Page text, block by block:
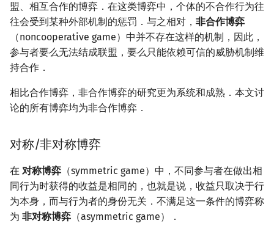
Geany
Xcode
Code::Blocks
Polygon
OJ 工具
Git
编译优化
桶排序
希尔排序
排序应用
倍增
构造
Dancing Links
Alpha–Beta 剪枝
插头 DP
计数 DP
概率 DP
DP 套 DP
DP 优化
其它 DP 方法
AC 自动机
后缀数组 (SA)
后缀平衡树
广义后缀自动机
后缀树
Manacher
模逆元
线性同余方程
升幂引理
阶乘取模
卢卡斯定理
同余方程
常系数齐次线性递推
多项式平移|连续点值平移
Lagrange 反演
形式幂级数复合|复合逆
普通生成函数
指数生成函数
Entringer Number
Eulerian Number
范德蒙德卷积
Pólya 计数
图论计数
特征多项式
对角化
非公平组合博弈
正常/反常博弈
单调队列
ST 表
线段树
划分树
二叉搜索树 & 平衡树
左偏红黑树
AA 树
跳表
动态树分治
AHU 算法
生成树问题
斯坦纳树
连通性相关
环计数问题
最小环
2-SAT
半平面交
平面最近点对
反演变换
计算几何杂项
字节顺序
约瑟夫问题
在一台机器上规划任务
主元素问题
Garsia–Wachs 算法
15-puzzle
盟、相互合作的博弈．在这类博弈中，个体的不合作行为往
往会受到某种外部机制的惩罚．与之相对， 非合作博弈
（noncooperative game）中并不存在这样的机制，因此，
参与者要么无法结成联盟，要么只能依赖可信的威胁机制维
持合作．
相比合作博弈，非合作博弈的研究更为系统和成熟．本文讨
论的所有博弈均为非合作博弈．
对称/非对称博弈
在 对称博弈 （symmetric game）中，不同参与者在做出相
同行为时获得的收益是相同的，也就是说，收益只取决于行
为本身，而与行为者的身份无关．不满足这一条件的博弈称
为 非对称博弈 （asymmetric game）．